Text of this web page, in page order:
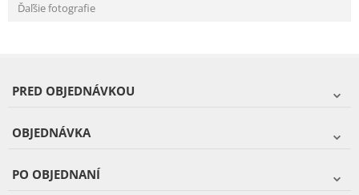
Ďaľšie fotografie
PRED OBJEDNÁVKOU
OBJEDNÁVKA
PO OBJEDNANÍ